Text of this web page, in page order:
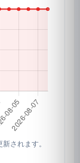
されます。